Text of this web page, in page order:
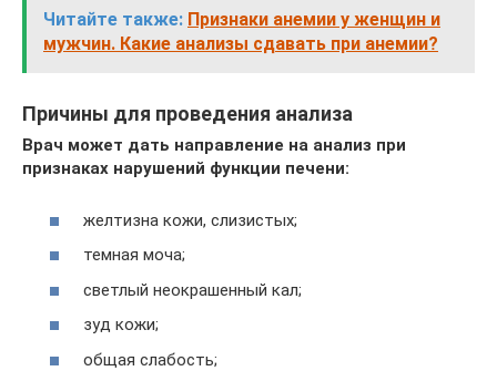
Читайте также: Признаки анемии у женщин и
мужчин. Какие анализы сдавать при анемии?
Причины для проведения анализа
Врач может дать направление на анализ при
признаках нарушений функции печени:
желтизна кожи, слизистых;
темная моча;
светлый неокрашенный кал;
зуд кожи;
общая слабость;